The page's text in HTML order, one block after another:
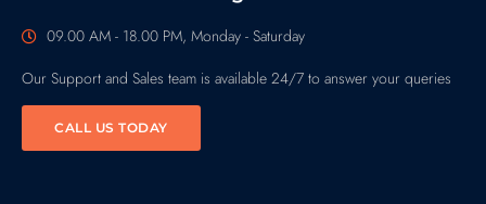
09.00 AM - 18.00 PM, Monday - Saturday
Our Support and Sales team is available 24/7 to answer your queries
CALL US TODAY